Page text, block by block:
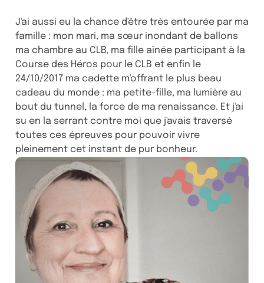
J'ai aussi eu la chance d'être très entourée par ma
famille : mon mari, ma sœur inondant de ballons
ma chambre au CLB, ma fille aînée participant à la
Course des Héros pour le CLB et enfin le
24/10/2017 ma cadette m'offrant le plus beau
cadeau du monde : ma petite-fille, ma lumière au
bout du tunnel, la force de ma renaissance. Et j'ai
su en la serrant contre moi que j'avais traversé
toutes ces épreuves pour pouvoir vivre
pleinement cet instant de pur bonheur.